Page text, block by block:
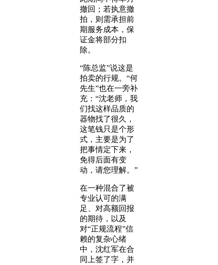
撤回；若执意撤
拍，则需承担前
期服务成本，保
证金将部分扣
除。
“陈总监”说这是
拍卖的行规。“何
先生”也在一旁补
充：“沈老师，我
们找这样品质的
器物找了很久，
这笔钱只是个形
式，主要是为了
把事情定下来，
免得后面有变
动，请您理解。”
在一种混合了被
专业认可的满
足、对高额回报
的期待，以及
对“正规流程”信
赖的复杂心绪
中，沈红军在合
同上签了字，并